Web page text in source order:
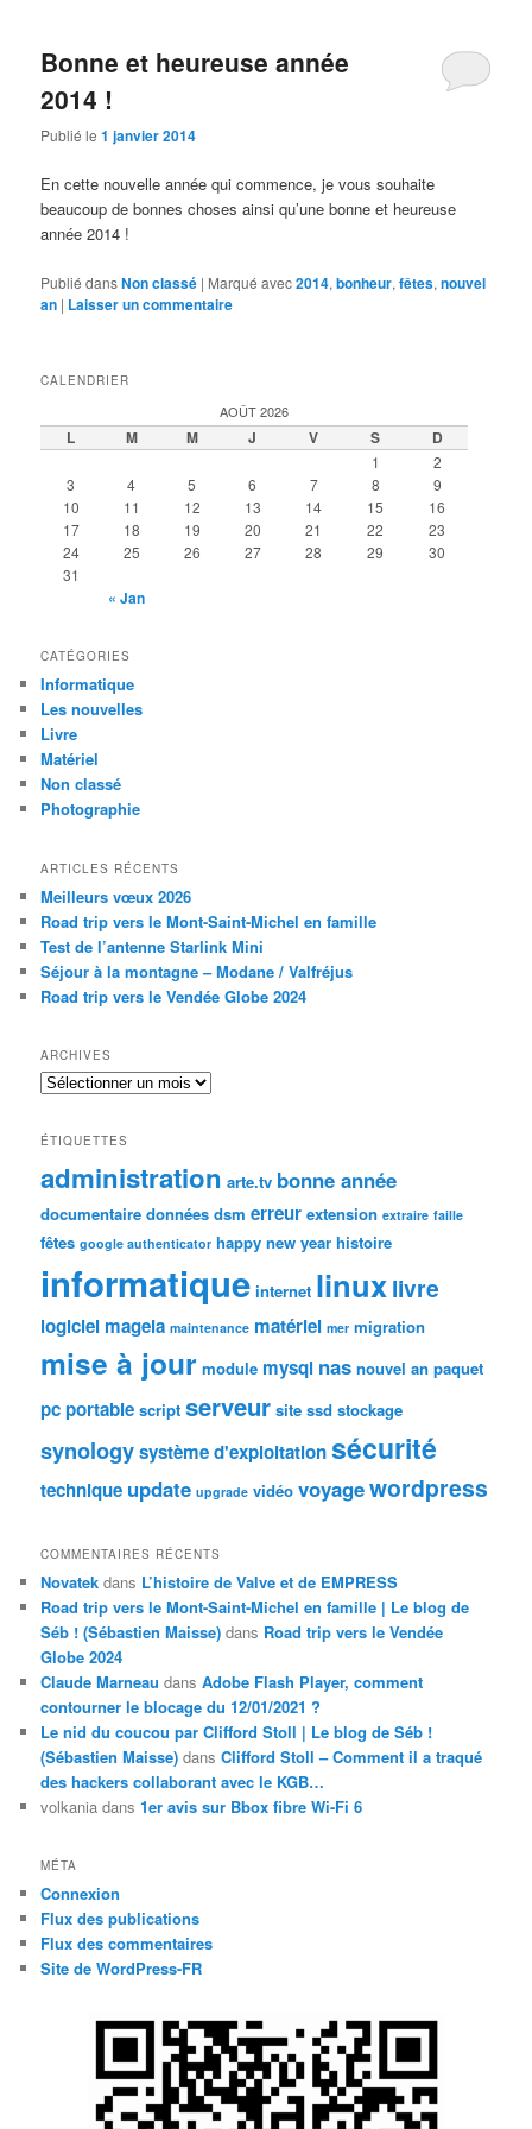
Bonne et heureuse année
2014 !
Publié le1 janvier 2014
En cette nouvelle année qui commence, je vous souhaite
beaucoup de bonnes choses ainsi qu’une bonne et heureuse
année 2014 !
Publié dansNon classé | Marqué avec2014,bonheur,fêtes,nouvel
an | Laisser un commentaire
CALENDRIER
AOÛT 2026
L M M J V S D
1
2
3
4 5 6 7 8
9
10
11 12 13 14 15
16
17
18 19 20 21 22
23
24
25 26 27 28 29
30
31
« Jan
CATÉGORIES
Informatique
Les nouvelles
Livre
Matériel
Non classé
Photographie
ARTICLES RÉCENTS
Meilleurs vœux 2026
Road trip vers le Mont-Saint-Michel en famille
Test de l’antenne Starlink Mini
Séjour à la montagne – Modane / Valfréjus
Road trip vers le Vendée Globe 2024
ARCHIVES
Archives
ÉTIQUETTES
administration arte.tv bonne année
documentaire données dsm erreur extension extraire faille
fêtes google authenticator happy new year histoire
informatique internet linuxlivre
logiciel mageia maintenance matériel mer migration
mise à jour module mysql nas nouvel an paquet
pc portable script serveur site ssd stockage
synologysystème d'exploitationsécurité
technique update upgrade vidéo voyagewordpress
COMMENTAIRES RÉCENTS
Novatek dans L’histoire de Valve et de EMPRESS
Road trip vers le Mont-Saint-Michel en famille | Le blog de
Séb ! (Sébastien Maisse) dans Road trip vers le Vendée
Globe 2024
Claude Marneau dansAdobe Flash Player, comment
contourner le blocage du 12/01/2021 ?
Le nid du coucou par Clifford Stoll | Le blog de Séb !
(Sébastien Maisse) dansClifford Stoll – Comment il a traqué
des hackers collaborant avec le KGB…
volkania dans1er avis sur Bbox fibre Wi-Fi 6
MÉTA
Connexion
Flux des publications
Flux des commentaires
Site de WordPress-FR